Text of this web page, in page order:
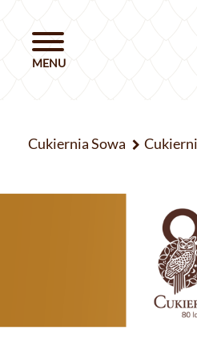
Cukiernia Sowa